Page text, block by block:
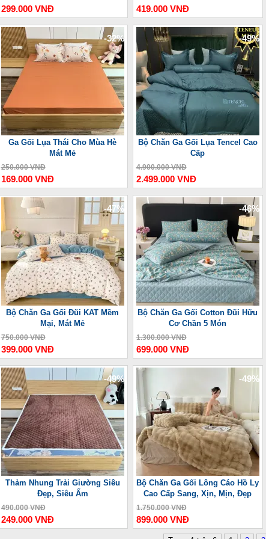
299.000 VNĐ 419.000 VNĐ
-32%
Ga Gối Lụa Thái Cho Mùa Hè
Mát Mẻ
250.000 VNĐ
169.000 VNĐ
-49%
Bộ Chăn Ga Gối Lụa Tencel Cao
Cấp
4.900.000 VNĐ
2.499.000 VNĐ
-47%
Bộ Chăn Ga Gối Đũi KAT Mềm
Mại, Mát Mẻ
750.000 VNĐ
399.000 VNĐ
-46%
Bộ Chăn Ga Gối Cotton Đũi Hữu
Cơ Chần 5 Món
1.300.000 VNĐ
699.000 VNĐ
-49%
Thảm Nhung Trải Giường Siêu
Đẹp, Siêu Ấm
490.000 VNĐ
249.000 VNĐ
-49%
Bộ Chăn Ga Gối Lông Cáo Hồ Ly
Cao Cấp Sang, Xịn, Mịn, Đẹp
1.750.000 VNĐ
899.000 VNĐ